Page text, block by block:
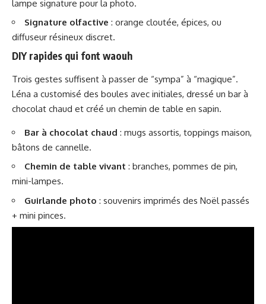
lampe signature pour la photo.
Signature olfactive : orange cloutée, épices, ou
diffuseur résineux discret.
DIY rapides qui font waouh
Trois gestes suffisent à passer de “sympa” à “magique”.
Léna a customisé des boules avec initiales, dressé un bar à
chocolat chaud et créé un chemin de table en sapin.
Bar à chocolat chaud : mugs assortis, toppings maison,
bâtons de cannelle.
Chemin de table vivant : branches, pommes de pin,
mini-lampes.
Guirlande photo : souvenirs imprimés des Noël passés
+ mini pinces.